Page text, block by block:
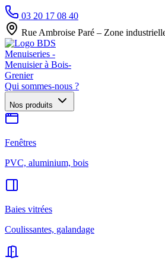
03 20 17 08 40
Rue Ambroise Paré – Zone
Qui sommes-nous ?
Nos produits
Fenêtres
PVC, aluminium, bois
Baies vitrées
Coulissantes, galandage